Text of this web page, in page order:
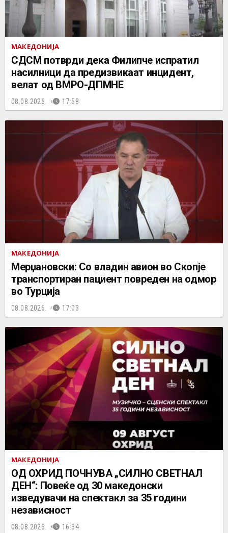
МАКЕДОНИЈА
СДСМ потврди дека Филипче испратил
насилници да предизвикаат инцидент,
велат од ВМРО-ДПМНЕ
08.08.2026. 17:58
МАКЕДОНИЈА
Мерџановски: Со владин авион во Скопје
транспортиран пациент повреден на одмор
во Турција
08.08.2026. 17:03
МАКЕДОНИЈА
ОД ОХРИД ПОЧНУВА „СИЛНО СВЕТНАЛ
ДЕН“: Повеќе од 30 македонски
изведувачи на спектакл за 35 години
независност
08.08.2026. 16:34